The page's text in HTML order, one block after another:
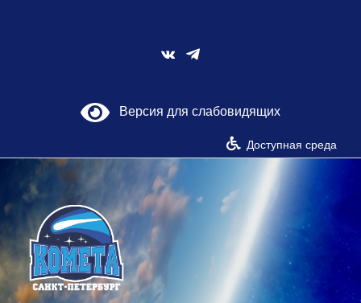
Vk
Версия для слабовидящих
Доступная среда